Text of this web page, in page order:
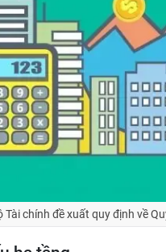
Tài chính đề xuất quy định về